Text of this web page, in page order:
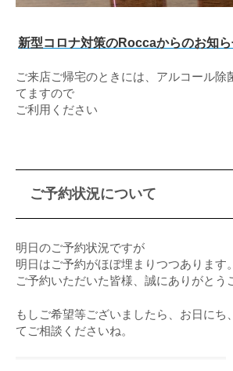
新型コロナ対策のRoccaからのお知
ご来店ご帰宅のときには、アルコール除
てますので
ご利用ください
ご予約状況について
明日のご予約状況ですが
明日はご予約がほぼ埋まりつつあります。
ご予約いただいた皆様、誠にありがとう
もしご希望等ございましたら、お日にち
てご相談くださいね。